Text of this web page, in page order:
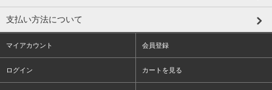
支払い方法について
マイアカウント 会員登録
ログイン カートを見る